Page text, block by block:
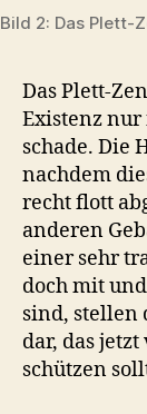
Bild 2: Das Plett-
Das Plett-
Existenz nur
schade. Die
nachdem
recht flott
anderen
einer sehr
doch mit
sind, stellen
dar, das
schützen